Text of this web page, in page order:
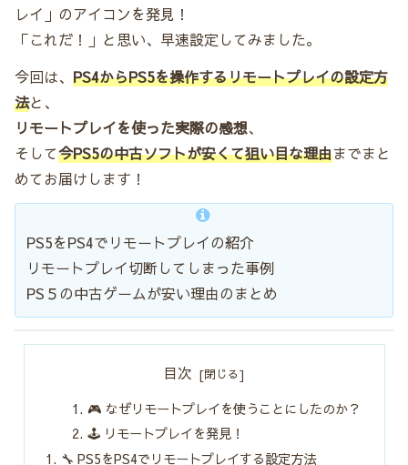
レイ」のアイコンを発見！
「これだ！」と思い、早速設定してみました。
今回は、 PS4からPS5を操作するリモートプレイの設定方
法と、
リモートプレイを使った実際の感想、
そして今PS5の中古ソフトが安くて狙い目な理由までまと
めてお届けします！
PS5をPS4でリモートプレイの紹介
リモートプレイ切断してしまった事例
PS５の中古ゲームが安い理由のまとめ
目次
🎮 なぜリモートプレイを使うことにしたのか？
🕹️ リモートプレイを発見！
🔧 PS5をPS4でリモートプレイする設定方法